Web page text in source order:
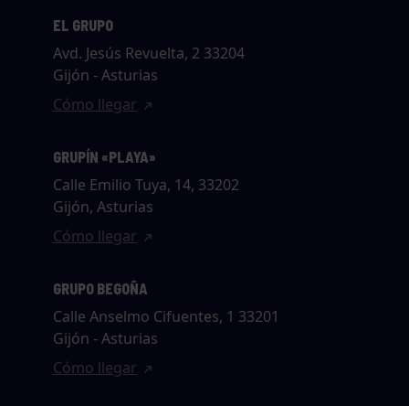
EL GRUPO
Avd. Jesús Revuelta, 2 33204
Gijón - Asturias
Cómo llegar
GRUPÍN «PLAYA»
Calle Emilio Tuya, 14, 33202
Gijón, Asturias
Cómo llegar
GRUPO BEGOÑA
Calle Anselmo Cifuentes, 1 33201
Gijón - Asturias
Cómo llegar